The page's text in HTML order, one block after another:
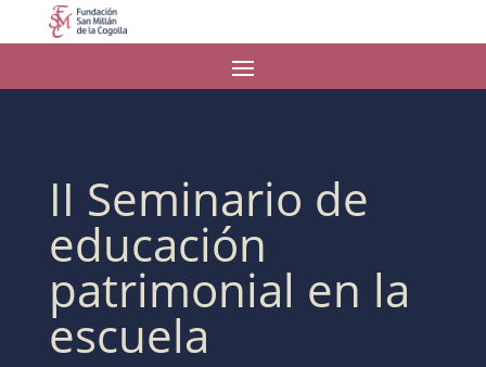
II Seminario de
educación
patrimonial en la
escuela